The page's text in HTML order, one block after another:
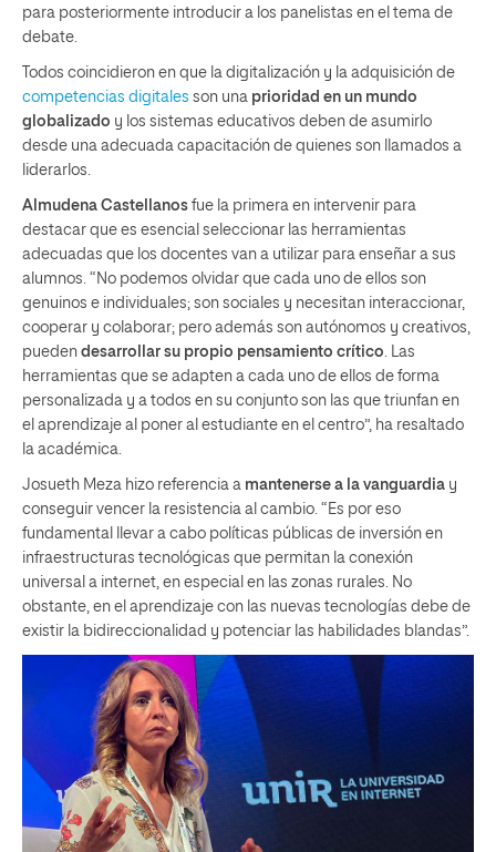
para posteriormente introducir a los panelistas en el tema de
debate.
Todos coincidieron en que la digitalización y la adquisición de
competencias digitales son una prioridad en un mundo
globalizado y los sistemas educativos deben de asumirlo
desde una adecuada capacitación de quienes son llamados a
liderarlos.
Almudena Castellanos fue la primera en intervenir para
destacar que es esencial seleccionar las herramientas
adecuadas que los docentes van a utilizar para enseñar a sus
alumnos. “No podemos olvidar que cada uno de ellos son
genuinos e individuales; son sociales y necesitan interaccionar,
cooperar y colaborar; pero además son autónomos y creativos,
pueden desarrollar su propio pensamiento crítico. Las
herramientas que se adapten a cada uno de ellos de forma
personalizada y a todos en su conjunto son las que triunfan en
el aprendizaje al poner al estudiante en el centro”, ha resaltado
la académica.
Josueth Meza hizo referencia a mantenerse a la vanguardia y
conseguir vencer la resistencia al cambio. “Es por eso
fundamental llevar a cabo políticas públicas de inversión en
infraestructuras tecnológicas que permitan la conexión
universal a internet, en especial en las zonas rurales. No
obstante, en el aprendizaje con las nuevas tecnologías debe de
existir la bidireccionalidad y potenciar las habilidades blandas”.